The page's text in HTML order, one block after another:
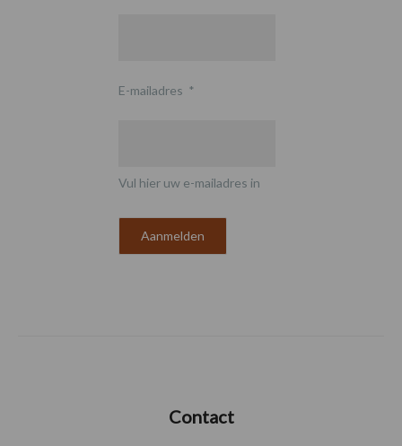
E-mailadres *
Vul hier uw e-mailadres in
Contact